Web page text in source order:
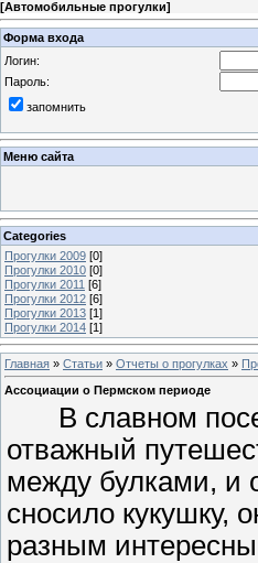
[Автомобильные прогулки]
Форма входа
Логин:
Пароль:
запомнить
Меню сайта
Categories
Прогулки 2009 [0]
Прогулки 2010 [0]
Прогулки 2011 [6]
Прогулки 2012 [6]
Прогулки 2013 [1]
Прогулки 2014 [1]
Главная » Статьи » Отчеты о прогулках »
Ассоциации о Пермском периоде
В славном
отважный
между булками, и
сносило кукушку,
разным